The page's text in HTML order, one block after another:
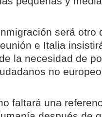
será otro
e Italia
la necesidad de
no
faltará una